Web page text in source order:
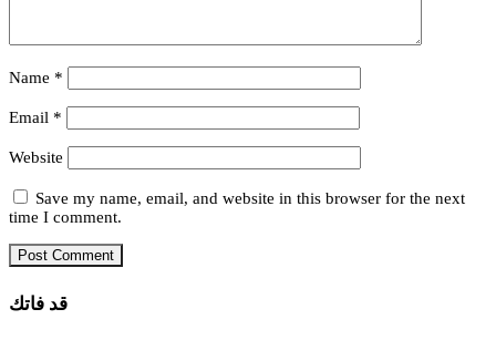
Name *
Email *
Website
Save my name, email, and website in this browser for the next
time I comment.
قد فاتك